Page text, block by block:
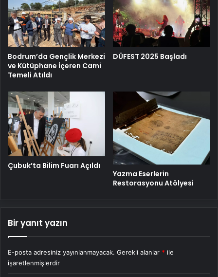
Bodrum’da Gençlik Merkezi
ve Kütüphane İçeren Cami
Temeli Atıldı
DÜFEST 2025 Başladı
Çubuk’ta Bilim Fuarı Açıldı
Yazma Eserlerin
Restorasyonu Atölyesi
Bir yanıt yazın
E-posta adresiniz yayınlanmayacak. Gerekli alanlar * ile
işaretlenmişlerdir